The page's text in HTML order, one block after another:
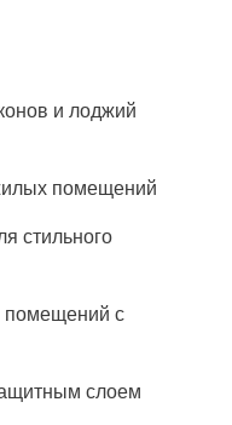
и лоджий
помещений
стильного
помещений с
слоем